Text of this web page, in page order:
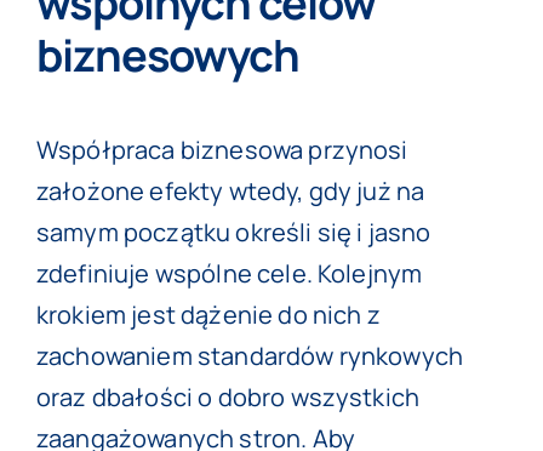
biznesowych
Współpraca biznesowa przynosi
założone efekty wtedy, gdy już na
samym początku określi się i jasno
zdefiniuje wspólne cele. Kolejnym
krokiem jest dążenie do nich z
zachowaniem standardów rynkowych
oraz dbałości o dobro wszystkich
zaangażowanych stron. Aby